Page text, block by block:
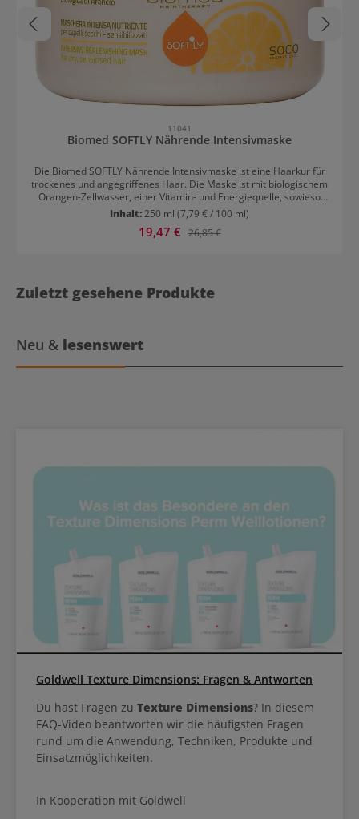
11041
Biomed SOFTLY Nährende Intensivmaske
Die Biomed SOFTLY Nährende Intensivmaske ist eine Haarkur für
trockenes und angegriffenes Haar. Die Maske ist mit biologischem
Orangen-Zellwasser, einer Vitamin- und Energiequelle, sowieso
Vitamin F zur Stärkung der Haarfaser angereichert. Maca Extrakt
versorgt das Haar mit Energie und biologischer Eselsdistelextrakt
sorgt für eine Anti-Aging-Wirkung. Dank seiner reichen, nährenden
Inhalt:250 ml (7,79 € / 100 ml)
Verkaufspreis:
19,47 € Regulärer Preis:
26,85 €
Zuletzt gesehene Produkte
Neu & lesenswert
Goldwell Texture Dimensions: Fragen & Antworten
Du hast Fragen zu Texture Dimensions? In diesem
FAQ-Video beantworten wir die häufigsten Fragen
rund um die Anwendung, Techniken, Produkte und
Einsatzmöglichkeiten.
In Kooperation mit Goldwell